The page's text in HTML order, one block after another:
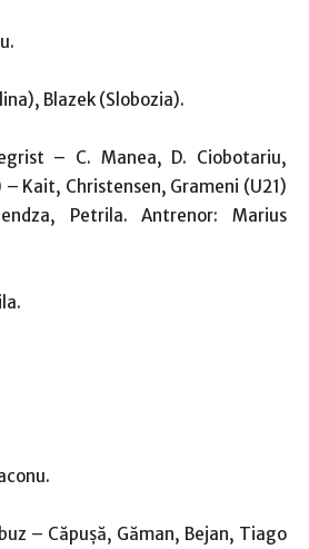
Blazek (Slobozia).
– C. Manea, D. Ciobotariu,
– Kait, Christensen, Grameni (U21)
Petrila. Antrenor: Marius
– Căpuşă, Găman, Bejan, Tiago